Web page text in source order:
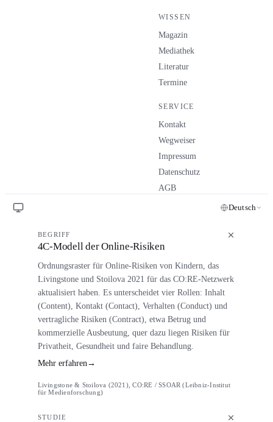
WISSEN
Magazin
Mediathek
Literatur
Termine
SERVICE
Kontakt
Wegweiser
Impressum
Datenschutz
AGB
Deutsch
BEGRIFF
4C-Modell der Online-Risiken
Ordnungsraster für Online-Risiken von Kindern, das
Livingstone und Stoilova 2021 für das CO:RE-Netzwerk
aktualisiert haben. Es unterscheidet vier Rollen: Inhalt
(Content), Kontakt (Contact), Verhalten (Conduct) und
vertragliche Risiken (Contract), etwa Betrug und
kommerzielle Ausbeutung, quer dazu liegen Risiken für
Privatheit, Gesundheit und faire Behandlung.
Mehr erfahren→
Livingstone & Stoilova (2021), CO:RE / SSOAR (Leibniz-Institut
für Medienforschung)
STUDIE